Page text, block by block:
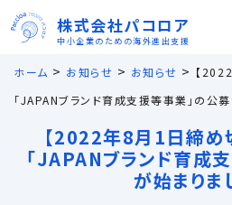
株式会社パコロア
中小企業のための海外進出支援
ホーム > お知らせ > お知らせ > 【
「JAPANブランド育成支援等事業」の公募
【2022年8月1日締め
「JAPANブランド育成
が始まりま